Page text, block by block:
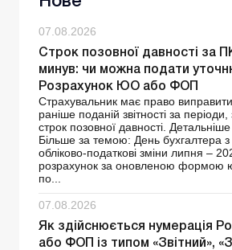
07.08.2026
Строк позовної давності за
минув: чи можна подати
Розрахунок ЮО або ФОП
Страхувальник має право
раніше поданій звітності за
строк позовної давності.
Більше за темою: День бухгалтера з
обліково-податкові зміни липня –
розрахунок за оновленою формою
по...
07.08.2026
Як здійснюється нумерація
або ФОП із типом «Звітний»,